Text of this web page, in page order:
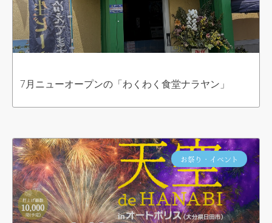
7月ニューオープンの「わくわく食堂ナラヤン」
お祭り・イベント